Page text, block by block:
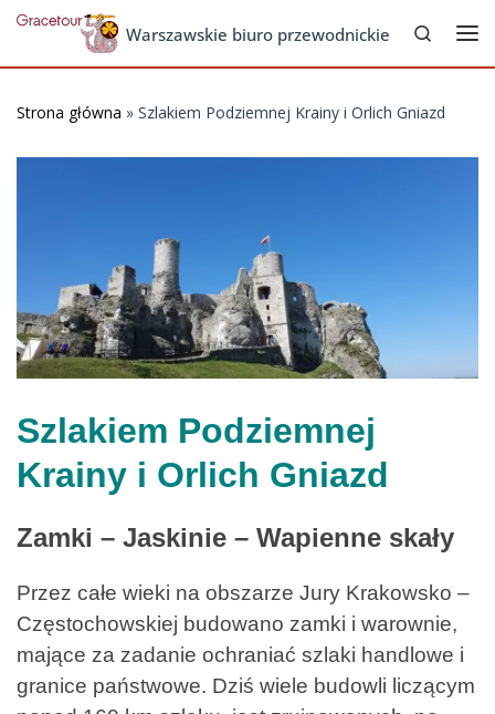
Skip to contentWarszawskie biuro przewodnickie
Search
Strona główna » Szlakiem Podziemnej Krainy i Orlich Gniazd
Szlakiem Podziemnej
Krainy i Orlich Gniazd
Zamki – Jaskinie – Wapienne skały
Przez całe wieki na obszarze Jury Krakowsko –
Częstochowskiej budowano zamki i warownie,
mające za zadanie ochraniać szlaki handlowe i
granice państwowe. Dziś wiele budowli liczącym